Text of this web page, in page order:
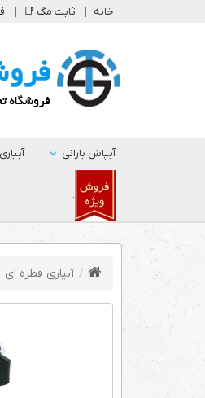
خانه ثابت مگ 📑
آبپاش بارانی
.
آبیاری قطره ای